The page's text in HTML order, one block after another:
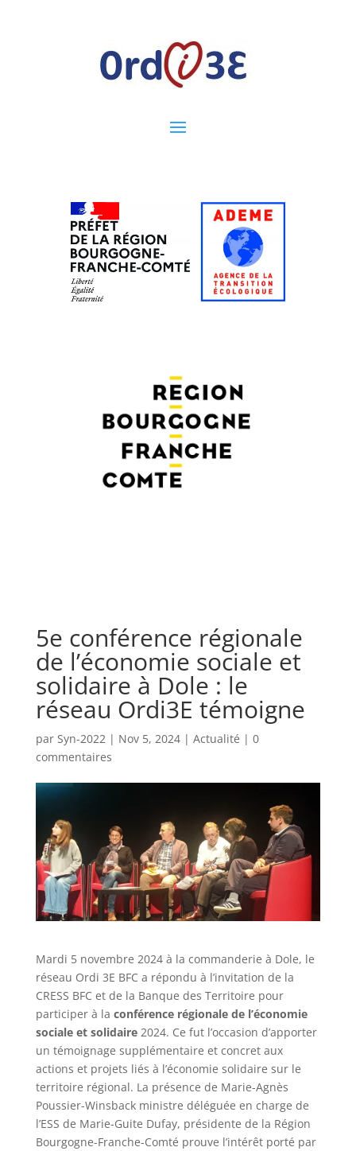
5e conférence régionale
de l’économie sociale et
solidaire à Dole : le
réseau Ordi3E témoigne
par Syn-2022| Nov 5, 2024| Actualité | 0
commentaires
Mardi 5 novembre 2024 à la commanderie à Dole, le
réseau Ordi 3E BFC a répondu à l’invitation de la
CRESS BFC et de la Banque des Territoire pour
participer à la conférence régionale de l’économie
sociale et solidaire2024. Ce fut l’occasion d’apporter
un témoignage supplémentaire et concret aux
actions et projets liés à l’économie solidaire sur le
territoire régional. La présence de Marie-Agnès
Poussier-Winsback ministre déléguée en charge de
l’ESS de Marie-Guite Dufay, présidente de la Région
Bourgogne-Franche-Comté prouve l’intérêt porté par